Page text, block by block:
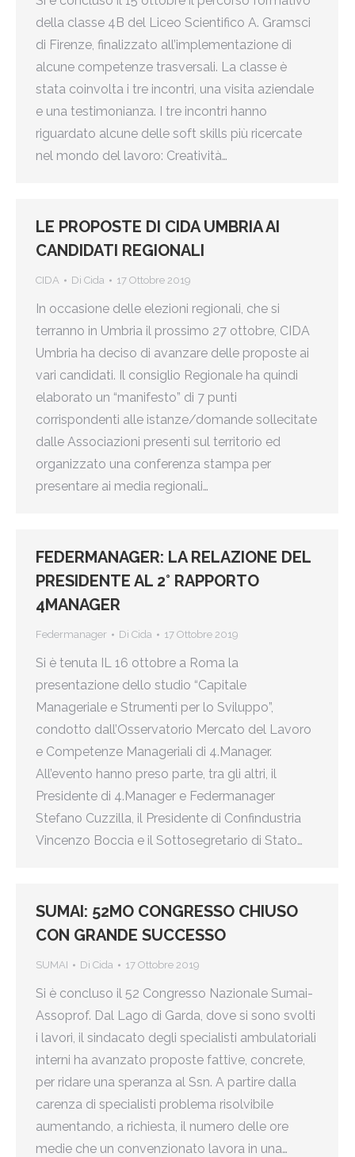
della classe 4B del Liceo Scientifico A. Gramsci
di Firenze, finalizzato all’implementazione di
alcune competenze trasversali. La classe è
stata coinvolta i tre incontri, una visita aziendale
e una testimonianza. I tre incontri hanno
riguardato alcune delle soft skills più ricercate
nel mondo del lavoro: Creatività…
LE PROPOSTE DI CIDA UMBRIA AI
CANDIDATI REGIONALI
CIDA Di Cida 17 Ottobre 2019
In occasione delle elezioni regionali, che si
terranno in Umbria il prossimo 27 ottobre, CIDA
Umbria ha deciso di avanzare delle proposte ai
vari candidati. Il consiglio Regionale ha quindi
elaborato un “manifesto” di 7 punti
corrispondenti alle istanze/domande sollecitate
dalle Associazioni presenti sul territorio ed
organizzato una conferenza stampa per
presentare ai media regionali…
FEDERMANAGER: LA RELAZIONE DEL
PRESIDENTE AL 2° RAPPORTO
4MANAGER
Federmanager Di Cida 17 Ottobre 2019
Si è tenuta IL 16 ottobre a Roma la
presentazione dello studio “Capitale
Manageriale e Strumenti per lo Sviluppo”,
condotto dall’Osservatorio Mercato del Lavoro
e Competenze Manageriali di 4.Manager.
All’evento hanno preso parte, tra gli altri, il
Presidente di 4.Manager e Federmanager
Stefano Cuzzilla, il Presidente di Confindustria
Vincenzo Boccia e il Sottosegretario di Stato…
SUMAI: 52MO CONGRESSO CHIUSO
CON GRANDE SUCCESSO
SUMAI Di Cida 17 Ottobre 2019
Si è concluso il 52 Congresso Nazionale Sumai-
Assoprof. Dal Lago di Garda, dove si sono svolti
i lavori, il sindacato degli specialisti ambulatoriali
interni ha avanzato proposte fattive, concrete,
per ridare una speranza al Ssn. A partire dalla
carenza di specialisti problema risolvibile
aumentando, a richiesta, il numero delle ore
medie che un convenzionato lavora in una…